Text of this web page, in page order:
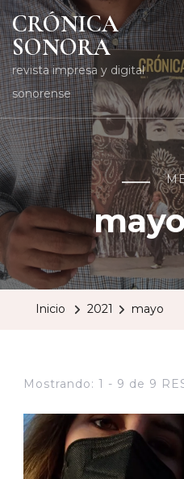
CRÓNICA
SONORA
revista impresa y digital
sonorense
Inicio 2021 mayo
Mostrando: 1 - 9 de 9